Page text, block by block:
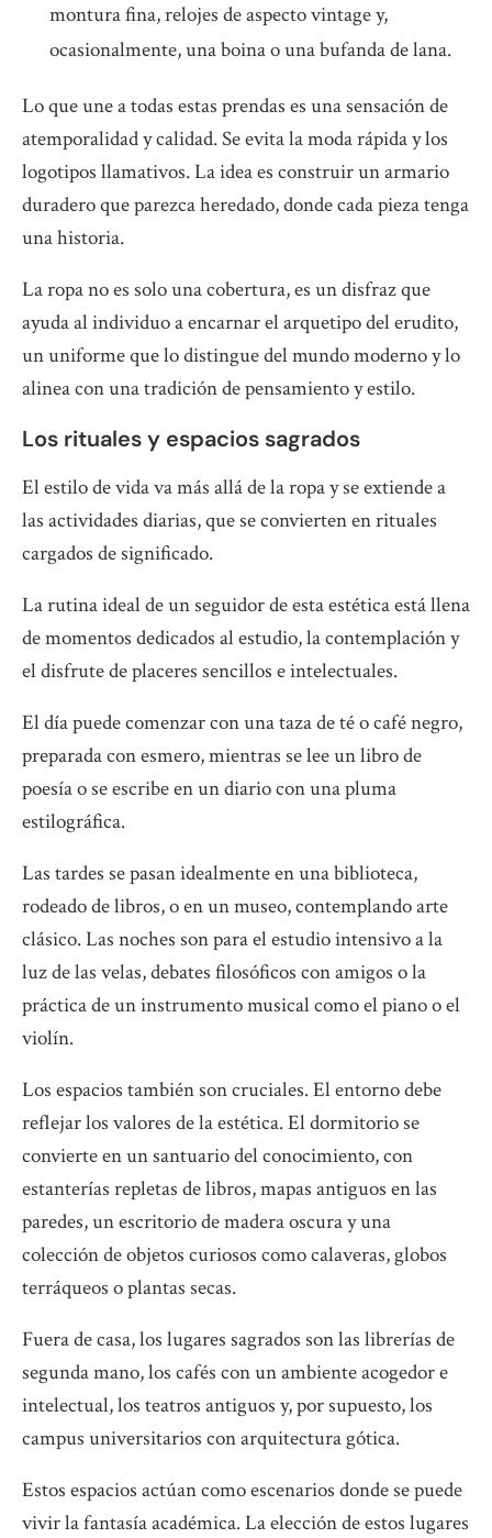
montura fina, relojes de aspecto vintage y,
ocasionalmente, una boina o una bufanda de lana.
Lo que une a todas estas prendas es una sensación de
atemporalidad y calidad. Se evita la moda rápida y los
logotipos llamativos. La idea es construir un armario
duradero que parezca heredado, donde cada pieza tenga
una historia.
La ropa no es solo una cobertura, es un disfraz que
ayuda al individuo a encarnar el arquetipo del erudito,
un uniforme que lo distingue del mundo moderno y lo
alinea con una tradición de pensamiento y estilo.
Los rituales y espacios sagrados
El estilo de vida va más allá de la ropa y se extiende a
las actividades diarias, que se convierten en rituales
cargados de significado.
La rutina ideal de un seguidor de esta estética está llena
de momentos dedicados al estudio, la contemplación y
el disfrute de placeres sencillos e intelectuales.
El día puede comenzar con una taza de té o café negro,
preparada con esmero, mientras se lee un libro de
poesía o se escribe en un diario con una pluma
estilográfica.
Las tardes se pasan idealmente en una biblioteca,
rodeado de libros, o en un museo, contemplando arte
clásico. Las noches son para el estudio intensivo a la
luz de las velas, debates filosóficos con amigos o la
práctica de un instrumento musical como el piano o el
violín.
Los espacios también son cruciales. El entorno debe
reflejar los valores de la estética. El dormitorio se
convierte en un santuario del conocimiento, con
estanterías repletas de libros, mapas antiguos en las
paredes, un escritorio de madera oscura y una
colección de objetos curiosos como calaveras, globos
terráqueos o plantas secas.
Fuera de casa, los lugares sagrados son las librerías de
segunda mano, los cafés con un ambiente acogedor e
intelectual, los teatros antiguos y, por supuesto, los
campus universitarios con arquitectura gótica.
Estos espacios actúan como escenarios donde se puede
vivir la fantasía académica. La elección de estos lugares